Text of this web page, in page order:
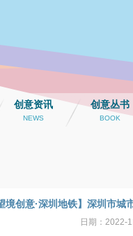
创意资讯
NEWS
创意丛书
BOOK
境创意·深圳地铁】深圳市
日期：2022-